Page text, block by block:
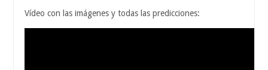
Vídeo con las imágenes y todas las predicciones: